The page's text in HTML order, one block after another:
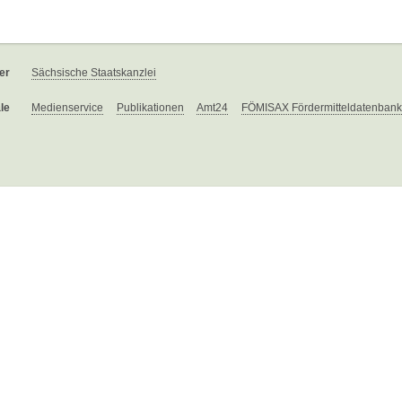
Sächsische Staatskanzlei
Medienservice Publikationen Amt24 FÖMISAX Fördermitteldatenbank